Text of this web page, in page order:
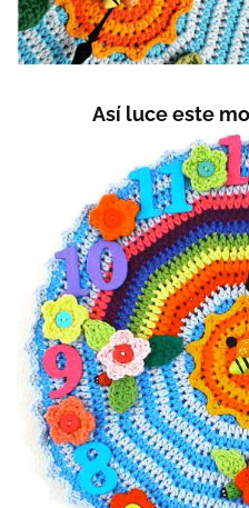
Así luce este